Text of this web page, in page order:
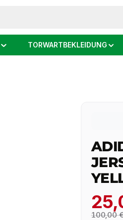
TORWARTBEKLEIDUNG
Regulärer
100,00